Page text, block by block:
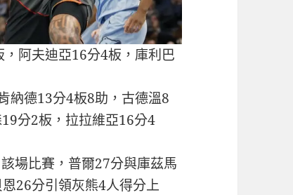
阿夫迪亞16分4板，庫利巴
納德13分4板8助，古德溫8
分2板，拉拉維亞16分4
場比賽，普爾27分與庫茲馬
26分引領灰熊4人得分上